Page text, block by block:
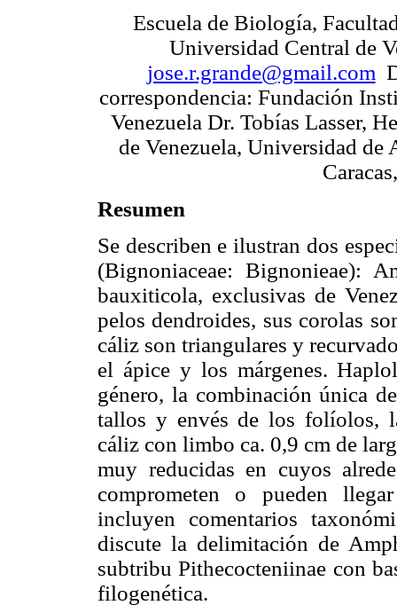
Escuela de Biología,
Universidad Central de
jose.r.grande@gmail.com
correspondencia: Fundación
Venezuela Dr. Tobías Lasser,
de Venezuela, Universidad de
Resumen
Se describen e ilustran dos
(Bignoniaceae: Bignonieae):
bauxiticola, exclusivas de
pelos dendroides, sus corolas
cáliz son triangulares y
el ápice y los márgenes.
género, la combinación única
tallos y envés de los folíolos,
cáliz con limbo ca. 0,9 cm de
muy reducidas en cuyos
comprometen o pueden
incluyen comentarios
discute la delimitación de
subtribu Pithecocteniinae con
filogenética.